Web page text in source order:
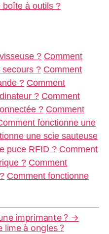
boîte à outils ?
? Comment
secours ? Comment
? Comment
? Comment
? Comment
fonctionne une
une scie sauteuse
puce RFID ? Comment
? Comment
Comment fonctionne
imprimante ? →
à ongles ?